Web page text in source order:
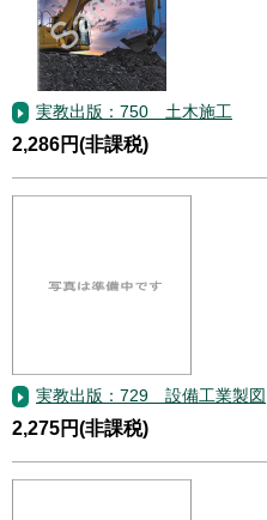
実教出版：750 土木施工
2,286円(非課税)
実教出版：729 設備工業製図
2,275円(非課税)